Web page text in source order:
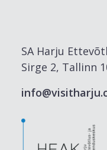
SA Harju
Sirge 2, Tallinn